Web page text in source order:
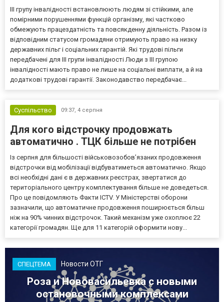
III групу інвалідності встановлюють людям зі стійкими, але
помірними порушеннями функцій організму, які частково
обмежують працездатність та повсякденну діяльність. Разом із
відповідним статусом громадяни отримують право на низку
державних пільг і соціальних гарантій. Які трудові пільги
передбачені для III групи інвалідності Люди з III групою
інвалідності мають право не лише на соціальні виплати, а й на
додаткові трудові гарантії. Законодавство передбачає...
Суспільство 09:37, 4 серпня
Для кого відстрочку продовжать
автоматично . ТЦК більше не потрібен
Із серпня для більшості військовозобов’язаних продовження
відстрочки від мобілізації відбуватиметься автоматично. Якщо
всі необхідні дані є в державних реєстрах, звертатися до
територіального центру комплектування більше не доведеться.
Про це повідомляють Факти ICTV. У Міністерстві оборони
зазначили, що автоматичне продовження поширюється більш
ніж на 90% чинних відстрочок. Такий механізм уже охоплює 22
категорії громадян. Ще для 11 категорій оформити нову...
СПЕЦТЕМА Новости ОТГ
Роза и Нововасильевка с новыми
остановочными комплексами